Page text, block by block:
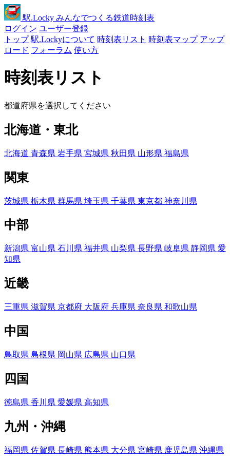
駅.Locky みんなでつくる鉄道時刻表
ログイン ユーザー登録
トップ 駅.Lockyについて 時刻表リスト 時刻表マップ アップ
ロード フォーラム 使い方
時刻表リスト
都道府県を選択してください
北海道・東北
北海道 青森県 岩手県 宮城県 秋田県 山形県 福島県
関東
茨城県 栃木県 群馬県 埼玉県 千葉県 東京都 神奈川県
中部
新潟県 富山県 石川県 福井県 山梨県 長野県 岐阜県 静岡県 愛
知県
近畿
三重県 滋賀県 京都府 大阪府 兵庫県 奈良県 和歌山県
中国
鳥取県 島根県 岡山県 広島県 山口県
四国
徳島県 香川県 愛媛県 高知県
九州・沖縄
福岡県 佐賀県 長崎県 熊本県 大分県 宮崎県 鹿児島県 沖縄県